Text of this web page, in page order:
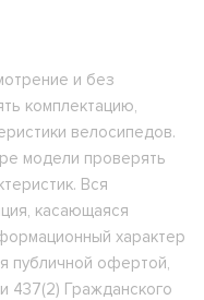
и без
комплектацию,
велосипедов.
модели проверять
Вся
касающаяся
характер
публичной офертой,
437(2) Гражданского